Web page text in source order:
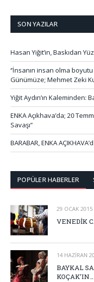
SON YAZILAR
Hasan Yiğit’in, Baskıdan
‘’İnsanın insan olma
Günümüze; Mehmet Zeki
Yiğit Aydın’ın Kaleminden:
ENKA Açıkhava’da; 20
Savaşı”
BARABAR, ENKA
POPÜLER HABERLER
29 OCAK 2015
VENEDİK
14 HAZIRAN
BAYKAL
KOÇAK’IN…